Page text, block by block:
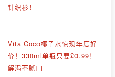
针织衫！
Vita Coco椰子水惊现年度好
价！330ml单瓶只要£0.99！
解渴不腻口